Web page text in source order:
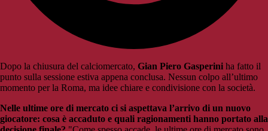
Dopo la chiusura del calciomercato, Gian Piero Gasperini ha fatto il
punto sulla sessione estiva appena conclusa. Nessun colpo all’ultimo
momento per la Roma, ma idee chiare e condivisione con la società.
Nelle ultime ore di mercato ci si aspettava l’arrivo di un nuovo
giocatore: cosa è accaduto e quali ragionamenti hanno portato alla